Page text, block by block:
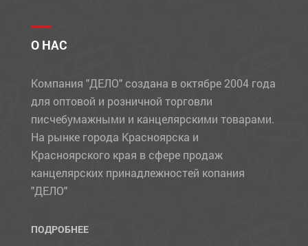
О НАС
Компания "ДЕЛО" создана в октябре 2004 года
для оптовой и розничной торговли
писчебумажными и канцелярскими товарами.
На рынке города Красноярска и
Красноярского края в сфере продаж
канцелярских принадлежностей копания
"ДЕЛО"
ПОДРОБНЕЕ